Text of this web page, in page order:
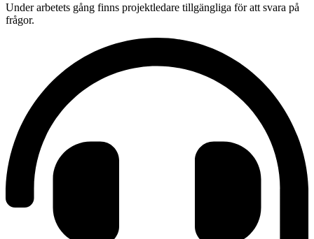
Under arbetets gång finns projektledare tillgängliga för att svara på
frågor.